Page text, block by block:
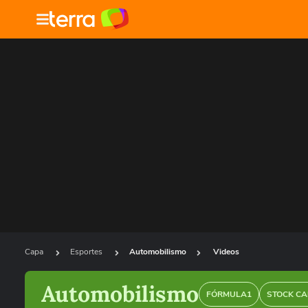
Capa Esportes Automobilismo Videos
Automobilismo FÓRMULA1 STOCK